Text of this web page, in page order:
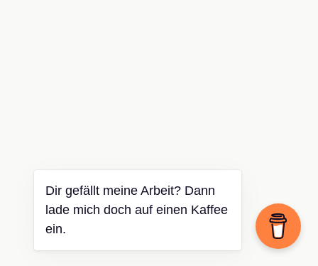
Dir gefällt meine Arbeit? Dann
lade mich doch auf einen Kaffee
ein.